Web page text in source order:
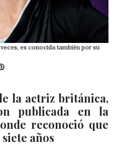
es conocida también por su
Pinterest
la actriz británica,
publicada en la
reconoció que
años